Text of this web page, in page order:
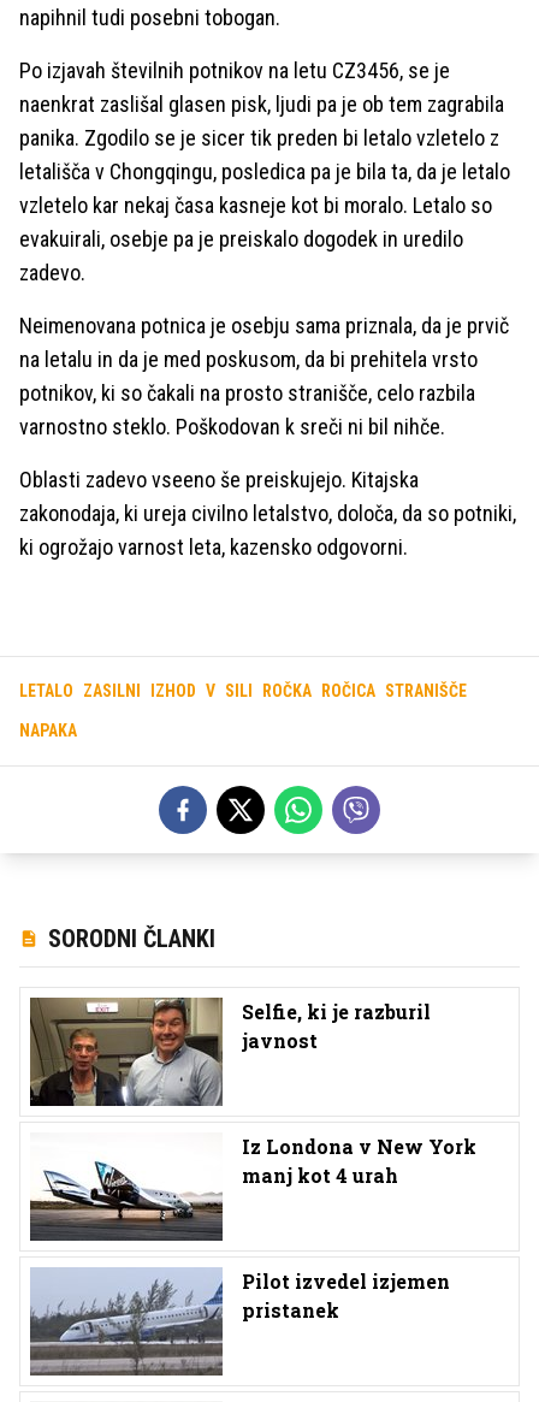
napihnil tudi posebni tobogan.
Po izjavah številnih potnikov na letu CZ3456, se je
naenkrat zaslišal glasen pisk, ljudi pa je ob tem zagrabila
panika. Zgodilo se je sicer tik preden bi letalo vzletelo z
letališča v Chongqingu, posledica pa je bila ta, da je letalo
vzletelo kar nekaj časa kasneje kot bi moralo. Letalo so
evakuirali, osebje pa je preiskalo dogodek in uredilo
zadevo.
Neimenovana potnica je osebju sama priznala, da je prvič
na letalu in da je med poskusom, da bi prehitela vrsto
potnikov, ki so čakali na prosto stranišče, celo razbila
varnostno steklo. Poškodovan k sreči ni bil nihče.
Oblasti zadevo vseeno še preiskujejo. Kitajska
zakonodaja, ki ureja civilno letalstvo, določa, da so potniki,
ki ogrožajo varnost leta, kazensko odgovorni.
LETALO ZASILNI IZHOD V SILI ROČKA ROČICA STRANIŠČE
NAPAKA
SORODNI ČLANKI
Selfie, ki je razburil
javnost
Iz Londona v New York
manj kot 4 urah
Pilot izvedel izjemen
pristanek